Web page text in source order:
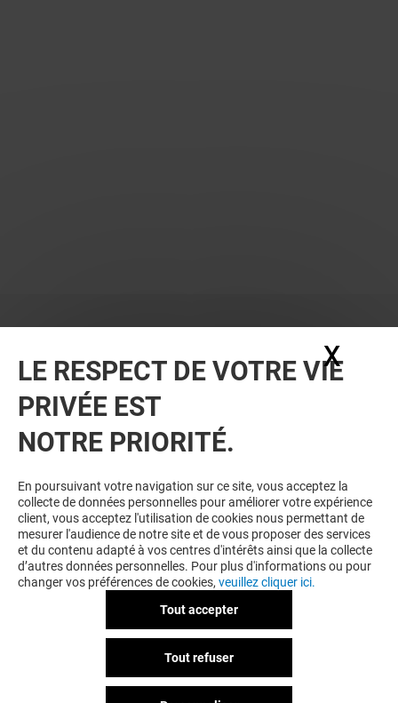
VOUS EN VOULEZ PLUS ? VOUS
AIMEREZ PEUT-ÊTRE
LE RESPECT DE VOTRE VIE
PRIVÉE EST
NOTRE PRIORITÉ.
En poursuivant votre navigation sur ce site, vous acceptez la
collecte de données personnelles pour améliorer votre expérience
client, vous acceptez l'utilisation de cookies nous permettant de
mesurer l'audience de notre site et de vous proposer des services
et du contenu adapté à vos centres d'intérêts ainsi que la collecte
d’autres données personnelles. Pour plus d'informations ou pour
changer vos préférences de cookies, veuillez cliquer ici.
Tout accepter
Tout refuser
X